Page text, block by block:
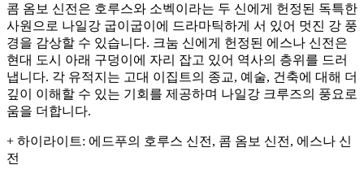
콤 옴보 신전은 호루스와 소벡이라는 두 신에게 헌정된 독특한
사원으로 나일강 굽이굽이에 드라마틱하게 서 있어 멋진 강 풍
경을 감상할 수 있습니다. 크눔 신에게 헌정된 에스나 신전은
현대 도시 아래 구덩이에 자리 잡고 있어 역사의 층위를 드러
냅니다. 각 유적지는 고대 이집트의 종교, 예술, 건축에 대해 더
깊이 이해할 수 있는 기회를 제공하며 나일강 크루즈의 풍요로
움을 더합니다.
+ 하이라이트: 에드푸의 호루스 신전, 콤 옴보 신전, 에스나 신
전